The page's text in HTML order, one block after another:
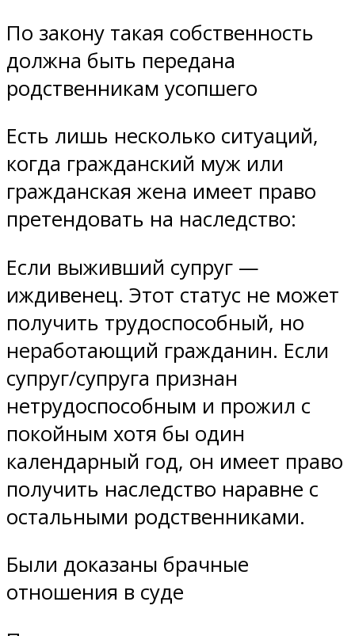
По закону такая собственность
должна быть передана
родственникам усопшего
Есть лишь несколько ситуаций,
когда гражданский муж или
гражданская жена имеет право
претендовать на наследство:
Если выживший супруг —
иждивенец. Этот статус не может
получить трудоспособный, но
неработающий гражданин. Если
супруг/супруга признан
нетрудоспособным и прожил с
покойным хотя бы один
календарный год, он имеет право
получить наследство наравне с
остальными родственниками.
Были доказаны брачные
отношения в суде